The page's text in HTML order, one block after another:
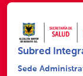
Subred
Sede